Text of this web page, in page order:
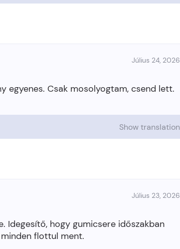
Július 24, 2026
egyenes. Csak mosolyogtam, csend lett.
Show translation
Július 23, 2026
Idegesítő, hogy gumicsere időszakban